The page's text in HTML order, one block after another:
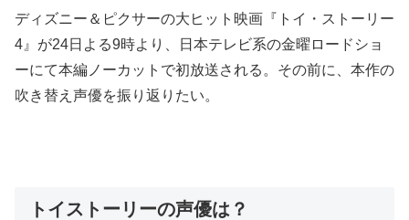
ディズニー＆ピクサーの大ヒット映画『トイ・ストーリー
4』が24日よる9時より、日本テレビ系の金曜ロードショ
ーにて本編ノーカットで初放送される。その前に、本作の
吹き替え声優を振り返りたい。
トイストーリーの声優は？